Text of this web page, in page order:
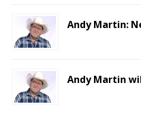
Andy Martin:
Andy Martin